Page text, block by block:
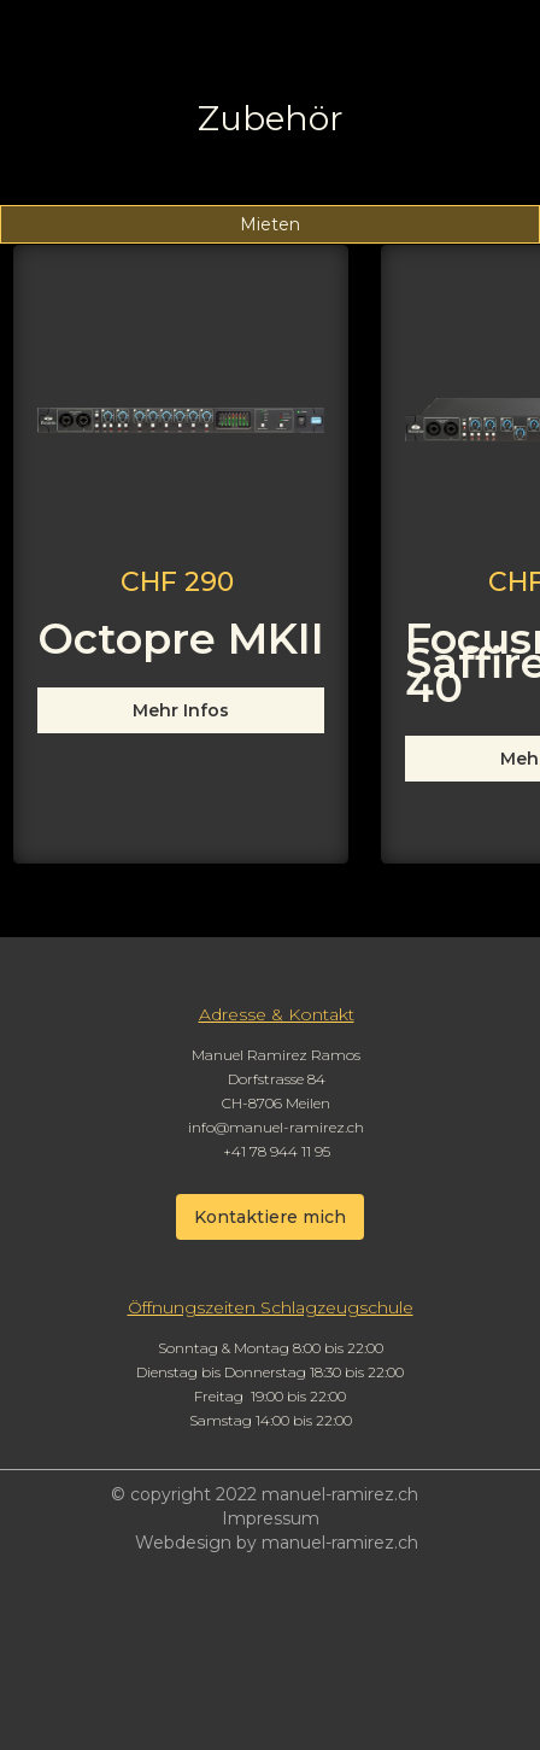
Zubehör
Mieten
CHF 290
Octopre MKII
Mehr Infos 40
Adresse & Kontakt
Manuel Ramirez Ramos
Dorfstrasse 84
CH-8706 Meilen
info@manuel-ramirez.ch
+41 78 944 11 95
Kontaktiere mich
Öffnungszeiten Schlagzeugschule
Sonntag & Montag 8:00 bis 22:00
Dienstag bis Donnerstag 18:30 bis 22:00
Freitag 19:00 bis 22:00
Samstag 14:00 bis 22:00
© copyright 2022 manuel-ramirez.ch
Impressum
Webdesign by manuel-ramirez.ch